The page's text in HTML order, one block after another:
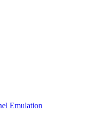
Emulation